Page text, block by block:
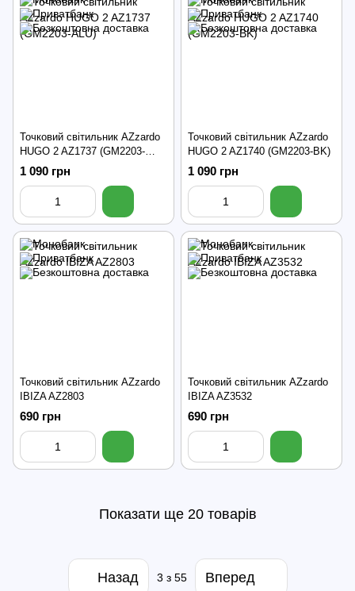
Точковий світильник AZzardo
HUGO 2 AZ1737 (GM2203-
ALU)
1 090 грн
Точковий світильник AZzardo
HUGO 2 AZ1740 (GM2203-BK)
1 090 грн
Точковий світильник AZzardo
IBIZA AZ2803
690 грн
Точковий світильник AZzardo
IBIZA AZ3532
690 грн
Показати ще 20 товарів
Назад 3 з 55 Вперед